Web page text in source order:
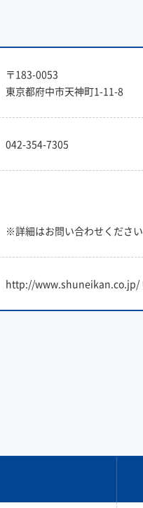
〒183-0053
東京都府中市天神町1-11-8
042-354-7305
※詳細はお問い合わせください
http://www.shuneikan.co.jp/